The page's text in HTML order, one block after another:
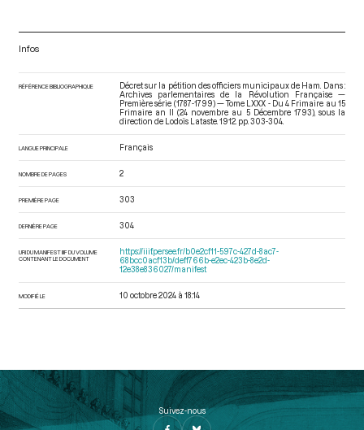
Infos
RÉFÉRENCE BIBLIOGRAPHIQUE
Décret sur la pétition des officiers municipaux de Ham. Dans :
Archives parlementaires de la Révolution Française —
Première série (1787-1799) — Tome LXXX - Du 4 Frimaire au 15
Frimaire an II (24 novembre au 5 Décembre 1793), sous la
direction de Lodoïs Lataste. 1912. pp. 303-304.
LANGUE PRINCIPALE Français
NOMBRE DE PAGES 2
PREMIÈRE PAGE 303
DERNIÈRE PAGE 304
URI DU MANIFEST IIIF DU VOLUME
CONTENANT LE DOCUMENT
https://iiif.persee.fr/b0e2cf11-597c-427d-8ac7-
68bcc0acf13b/deff766b-e2ec-423b-8e2d-
12e38e836027/manifest
MODIFIÉ LE 10 octobre 2024 à 18:14
Suivez-nous